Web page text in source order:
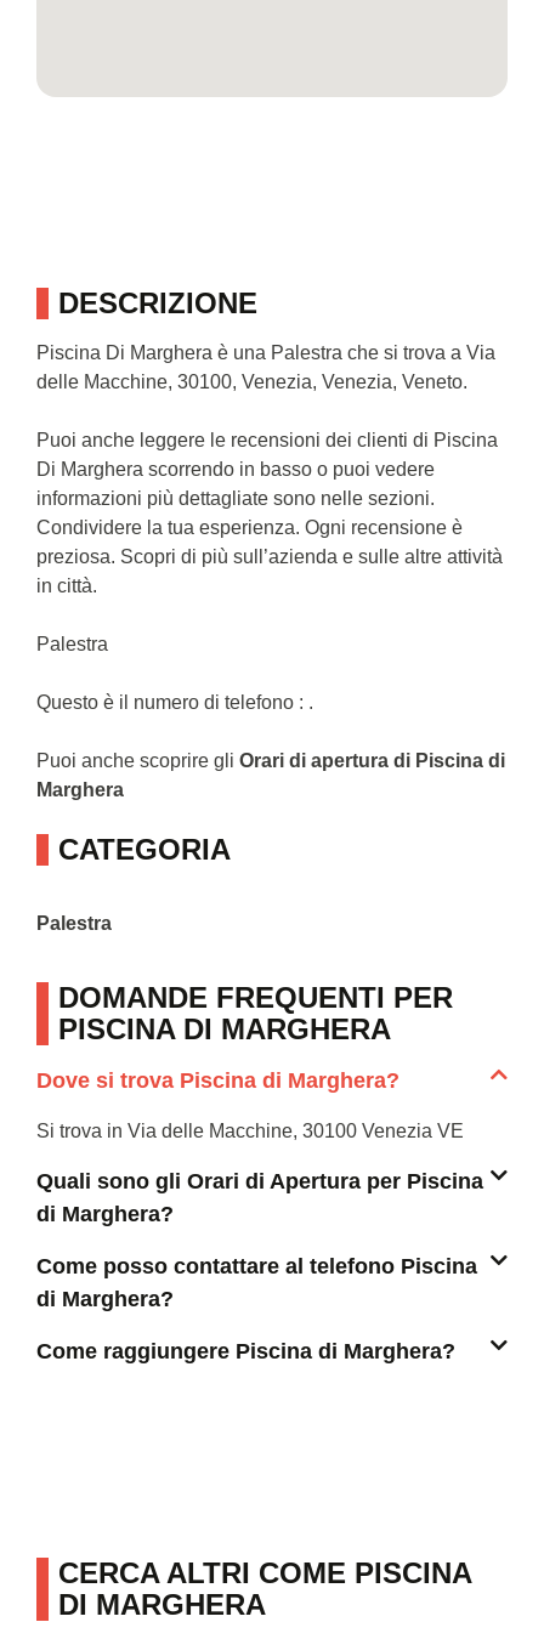
DESCRIZIONE
Piscina Di Marghera è una Palestra che si trova a Via
delle Macchine, 30100, Venezia, Venezia, Veneto.
Puoi anche leggere le recensioni dei clienti di Piscina
Di Marghera scorrendo in basso o puoi vedere
informazioni più dettagliate sono nelle sezioni.
Condividere la tua esperienza. Ogni recensione è
preziosa. Scopri di più sull’azienda e sulle altre attività
in città.
Palestra
Questo è il numero di telefono : .
Puoi anche scoprire gli Orari di apertura di Piscina di
Marghera
CATEGORIA
Palestra
DOMANDE FREQUENTI PER
PISCINA DI MARGHERA
Dove si trova Piscina di Marghera?
Si trova in Via delle Macchine, 30100 Venezia VE
Quali sono gli Orari di Apertura per Piscina
di Marghera?
Come posso contattare al telefono Piscina
di Marghera?
Come raggiungere Piscina di Marghera?
CERCA ALTRI COME PISCINA
DI MARGHERA